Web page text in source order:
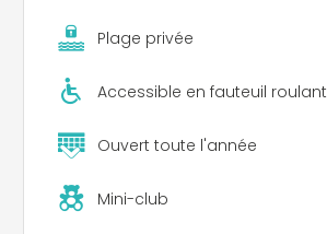
Plage privée
Accessible en fauteuil roulant
Ouvert toute l'année
Mini-club